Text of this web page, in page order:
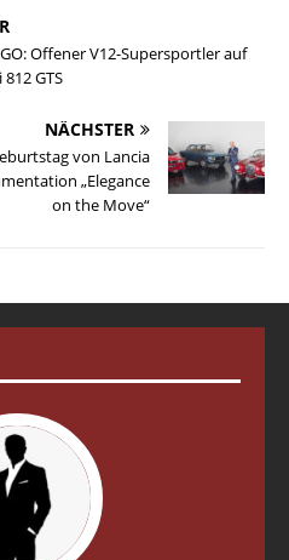
Offener V12-Supersportler auf
GTS
NÄCHSTER
von Lancia
„Elegance
on the Move“